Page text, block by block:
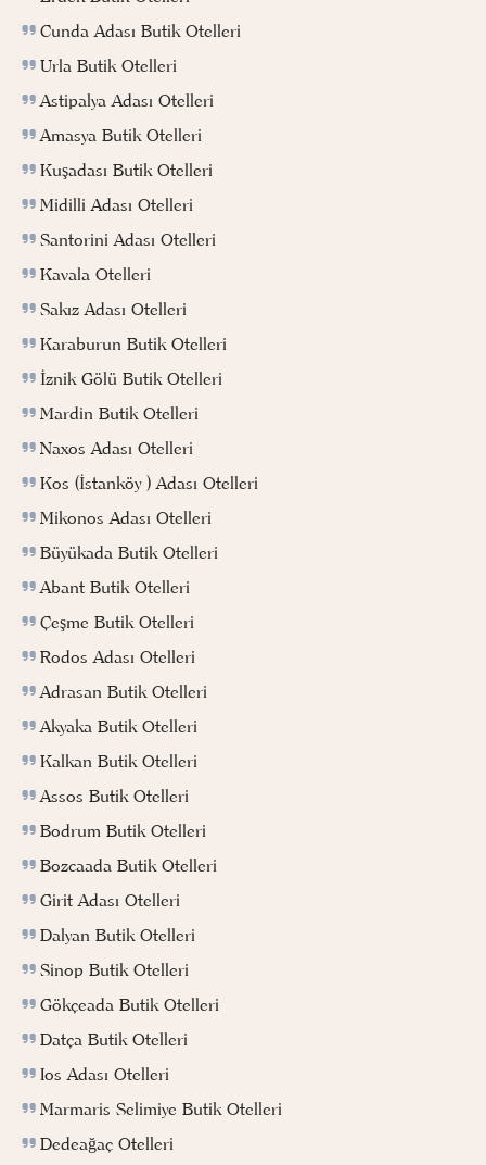
Cunda Adası Butik Otelleri
Urla Butik Otelleri
Astipalya Adası Otelleri
Amasya Butik Otelleri
Kuşadası Butik Otelleri
Midilli Adası Otelleri
Santorini Adası Otelleri
Kavala Otelleri
Sakız Adası Otelleri
Karaburun Butik Otelleri
İznik Gölü Butik Otelleri
Mardin Butik Otelleri
Naxos Adası Otelleri
Kos (İstanköy ) Adası Otelleri
Mikonos Adası Otelleri
Büyükada Butik Otelleri
Abant Butik Otelleri
Çeşme Butik Otelleri
Rodos Adası Otelleri
Adrasan Butik Otelleri
Akyaka Butik Otelleri
Kalkan Butik Otelleri
Assos Butik Otelleri
Bodrum Butik Otelleri
Bozcaada Butik Otelleri
Girit Adası Otelleri
Dalyan Butik Otelleri
Sinop Butik Otelleri
Gökçeada Butik Otelleri
Datça Butik Otelleri
Ios Adası Otelleri
Marmaris Selimiye Butik Otelleri
Dedeağaç Otelleri